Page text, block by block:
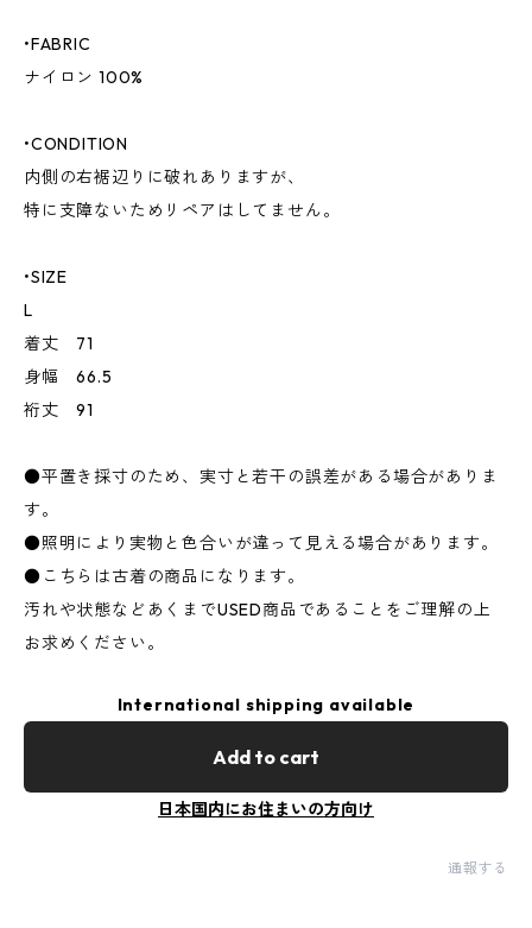
•FABRIC
ナイロン 100%
•CONDITION
内側の右裾辺りに破れありますが、
特に支障ないためリペアはしてません。
•SIZE
L
着丈 71
身幅 66.5
裄丈 91
●平置き採寸のため、実寸と若干の誤差がある場合がありま
す。
●照明により実物と色合いが違って見える場合があります。
●こちらは古着の商品になります。
汚れや状態などあくまでUSED商品であることをご理解の上
お求めください。
International shipping available
Add to cart
日本国内にお住まいの方向け
通報する